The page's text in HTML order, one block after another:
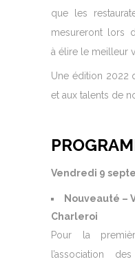
que les
mesureront lors
à élire le meilleur
Une édition 2022
et aux talents de
Vendredi 9
Nouveauté –
Charleroi
Pour la
l’association